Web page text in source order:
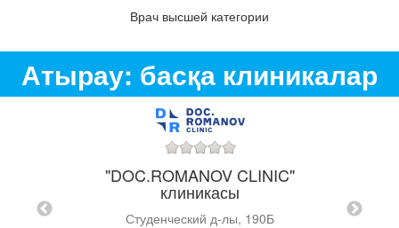
Врач высшей категории
Атырау: басқа клиникалар
"DOC.ROMANOV CLINIC"
клиникасы
Студенческий д-лы, 190Б